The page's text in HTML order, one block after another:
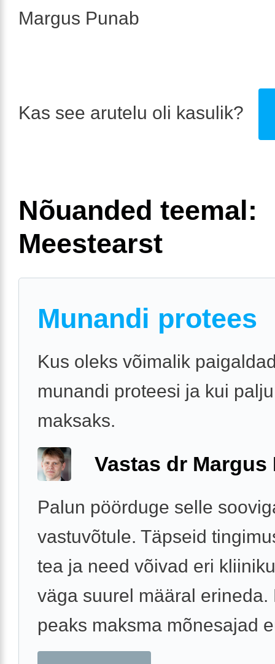
Margus Punab
Kas see arutelu oli kasulik?
Nõuanded teemal:
Meestearst
Munandi protees
Kus oleks võimalik
munandi proteesi ja kui
maksaks.
Vastas dr Margus
Palun pöörduge selle
vastuvõtule. Täpseid
tea ja need võivad eri
väga suurel määral erineda.
peaks maksma mõnesajad